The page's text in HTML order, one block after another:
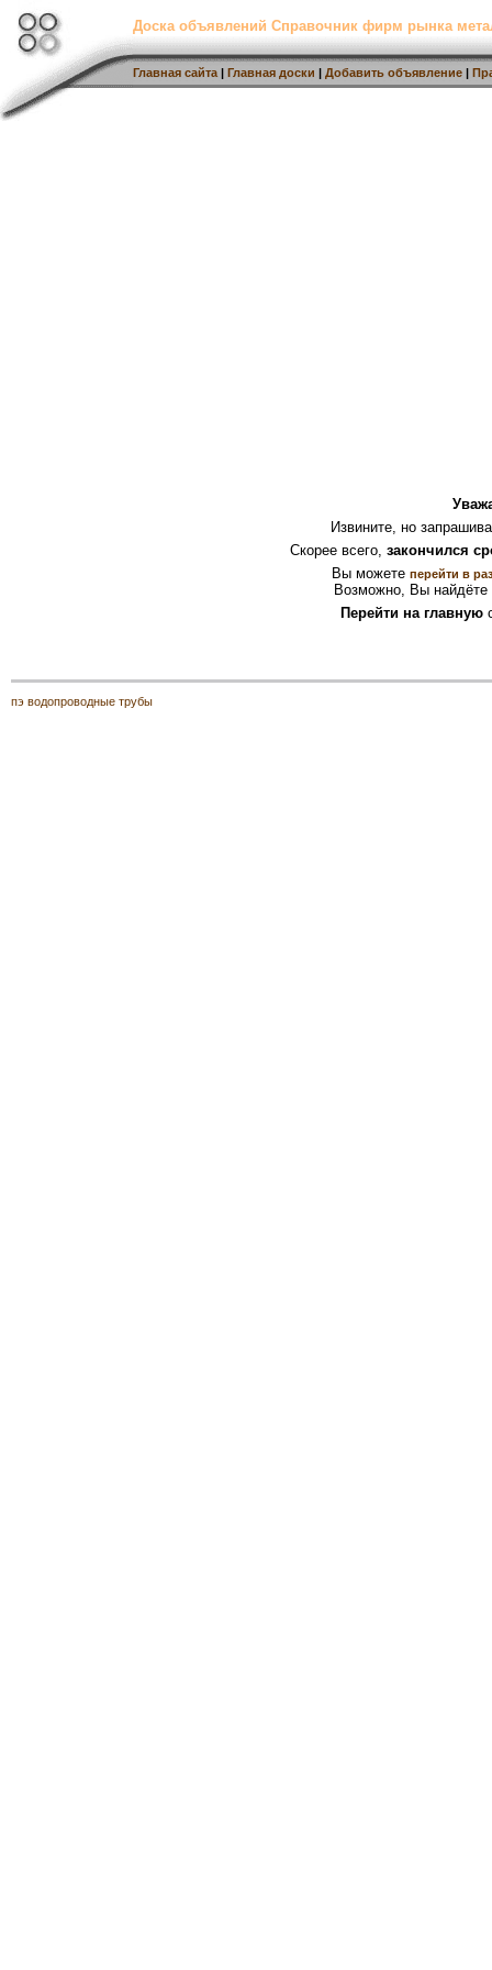
Доска объявлений Справочник фирм рынка
Главная сайта | Главная доски | Добавить объявление |
Извините, но
Скорее всего, закончился
Вы можете перейти в
Возможно, Вы найдёте
Перейти на главную
пэ водопроводные трубы